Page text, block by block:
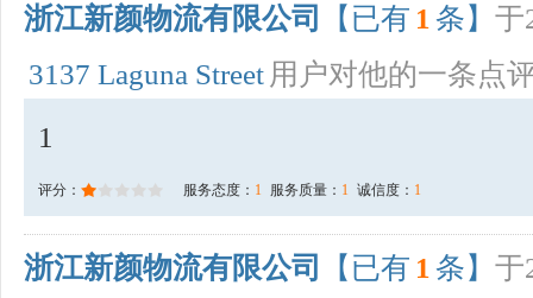
浙江新颜物流有限公司 【已有 1 条】 于
3137 Laguna Street 用户对他的一条点
1
评分： 服务态度： 1 服务质量： 1 诚信度： 1
浙江新颜物流有限公司 【已有 1 条】 于